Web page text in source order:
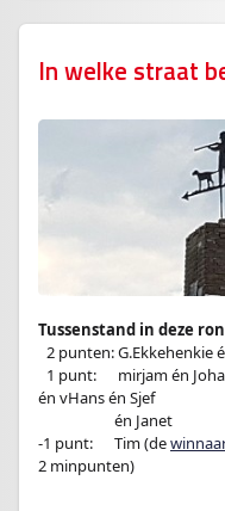
In welke straat
Tussenstand in deze
2 punten: G.Ekkehenkie
1 punt:
mirjam én
én vHans én Sjef
én Janet
-1 punt:
Tim (de
2 minpunten)